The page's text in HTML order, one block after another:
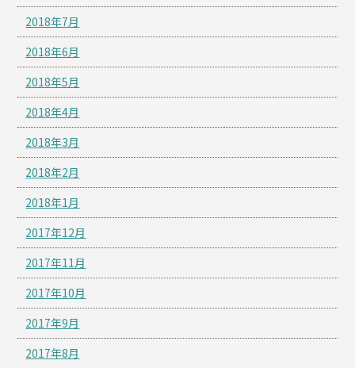
2018年7月
2018年6月
2018年5月
2018年4月
2018年3月
2018年2月
2018年1月
2017年12月
2017年11月
2017年10月
2017年9月
2017年8月